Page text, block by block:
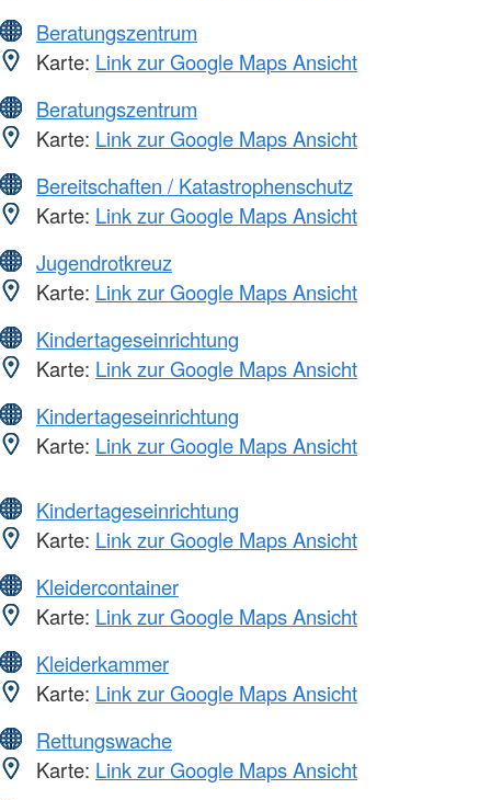
Beratungszentrum
Karte: Link zur Google Maps Ansicht
Beratungszentrum
Karte: Link zur Google Maps Ansicht
Bereitschaften / Katastrophenschutz
Karte: Link zur Google Maps Ansicht
Jugendrotkreuz
Karte: Link zur Google Maps Ansicht
Kindertageseinrichtung
Karte: Link zur Google Maps Ansicht
Kindertageseinrichtung
Karte: Link zur Google Maps Ansicht
Kindertageseinrichtung
Karte: Link zur Google Maps Ansicht
Kleidercontainer
Karte: Link zur Google Maps Ansicht
Kleiderkammer
Karte: Link zur Google Maps Ansicht
Rettungswache
Karte: Link zur Google Maps Ansicht